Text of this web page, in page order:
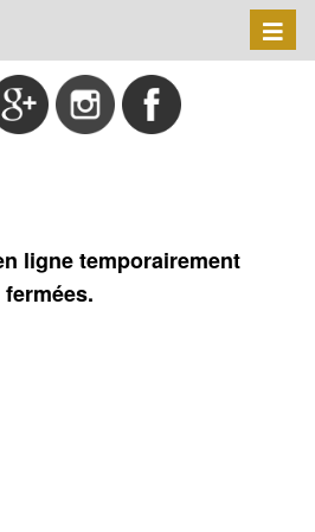
ligne temporairement
fermées.